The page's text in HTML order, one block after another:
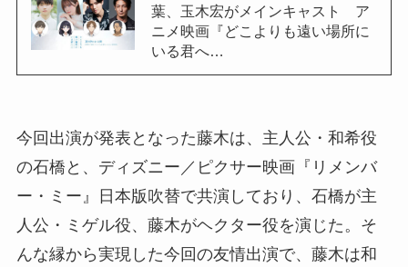
葉、玉木宏がメインキャスト ア
ニメ映画『どこよりも遠い場所に
いる君へ…
今回出演が発表となった藤木は、主人公・和希役
の石橋と、ディズニー／ピクサー映画『リメンバ
ー・ミー』日本版吹替で共演しており、石橋が主
人公・ミゲル役、藤木がヘクター役を演じた。そ
んな縁から実現した今回の友情出演で、藤木は和